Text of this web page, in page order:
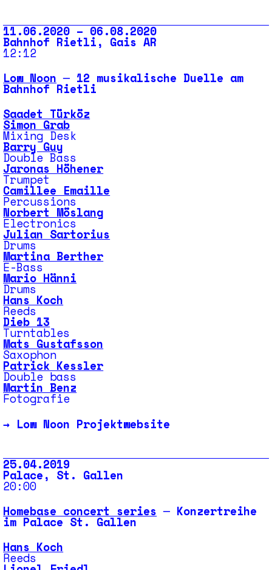
11.06.2020 – 06.08.2020
Bahnhof Rietli, Gais AR
12:12
Low Noon ─ 12 musikalische Duelle am
Bahnhof Rietli
Saadet Türköz
Simon Grab
Mixing Desk
Barry Guy
Double Bass
Jaronas Höhener
Trumpet
Camillee Emaille
Percussions
Norbert Möslang
Electronics
Julian Sartorius
Drums
Martina Berther
E-Bass
Mario Hänni
Drums
Hans Koch
Reeds
Dieb 13
Turntables
Mats Gustafsson
Saxophon
Patrick Kessler
Double bass
Martin Benz
Fotografie
→ Low Noon Projektwebsite
25.04.2019
Palace, St. Gallen
20:00
Homebase concert series ─ Konzertreihe
im Palace St. Gallen
Hans Koch
Reeds